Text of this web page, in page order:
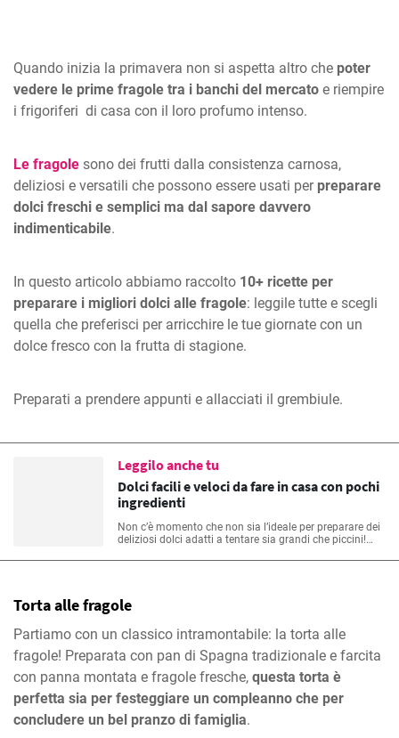
Quando inizia la primavera non si aspetta altro che poter
vedere le prime fragole tra i banchi del mercato e riempire
i frigoriferi di casa con il loro profumo intenso.
Le fragole sono dei frutti dalla consistenza carnosa,
deliziosi e versatili che possono essere usati per preparare
dolci freschi e semplici ma dal sapore davvero
indimenticabile.
In questo articolo abbiamo raccolto 10+ ricette per
preparare i migliori dolci alle fragole: leggile tutte e scegli
quella che preferisci per arricchire le tue giornate con un
dolce fresco con la frutta di stagione.
Preparati a prendere appunti e allacciati il grembiule.
Leggilo anche tu
Dolci facili e veloci da fare in casa con pochi
ingredienti
Non c’è momento che non sia l’ideale per preparare dei
deliziosi dolci adatti a tentare sia grandi che piccini!
tempo o è a dieta. Abbiamo stilato per te la lista dei
casa.
Torta alle fragole
Partiamo con un classico intramontabile: la torta alle
fragole! Preparata con pan di Spagna tradizionale e farcita
con panna montata e fragole fresche, questa torta è
perfetta sia per festeggiare un compleanno che per
concludere un bel pranzo di famiglia.